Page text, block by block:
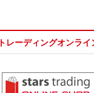
レーディングオンラ